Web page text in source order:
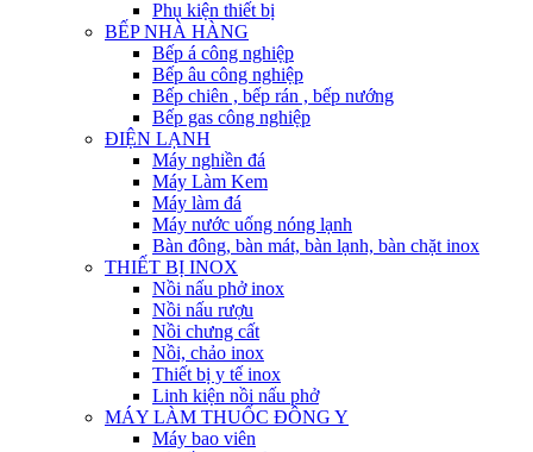
Phụ kiện thiết bị
BẾP NHÀ HÀNG
Bếp á công nghiệp
Bếp âu công nghiệp
Bếp chiên , bếp rán , bếp nướng
Bếp gas công nghiệp
ĐIỆN LẠNH
Máy nghiền đá
Máy Làm Kem
Máy làm đá
Máy nước uống nóng lạnh
Bàn đông, bàn mát, bàn lạnh, bàn chặt inox
THIẾT BỊ INOX
Nồi nấu phở inox
Nồi nấu rượu
Nồi chưng cất
Nồi, chảo inox
Thiết bị y tế inox
Linh kiện nồi nấu phở
MÁY LÀM THUỐC ĐÔNG Y
Máy bao viên